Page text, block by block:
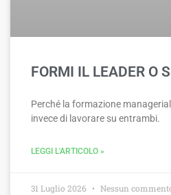
FORMI IL LEADER O
Perché la formazione
invece di lavorare su entrambi.
LEGGI L'ARTICOLO »
31 Luglio 2026 Nessun